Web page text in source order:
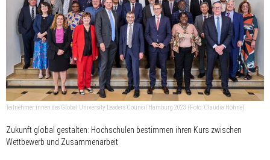
Teilnehmer:innen des Global University Leaders Council Hamburg 2023 (Foto: Claudia Höhne)
Zukunft global gestalten: Hochschulen bestimmen ihren Kurs zwischen
Wettbewerb und Zusammenarbeit